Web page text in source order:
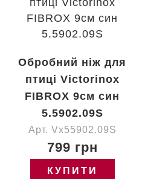
Обробний ніж для
птиці Victorinox
FIBROX 9см син
5.5902.09S
Арт. Vx55902.09S
799 грн
КУПИТИ